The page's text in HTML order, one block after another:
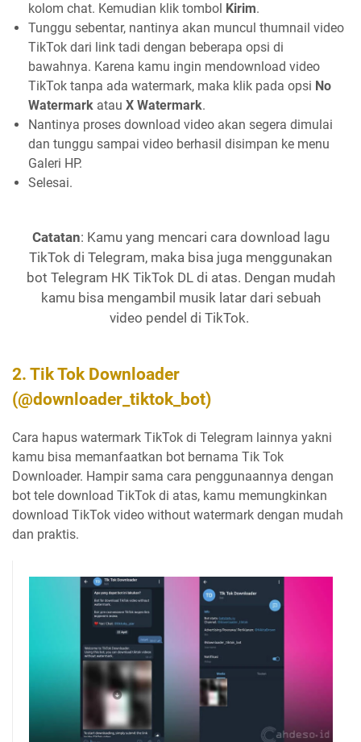
kolom chat. Kemudian klik tombol Kirim.
Tunggu sebentar, nantinya akan muncul thumnail video
TikTok dari link tadi dengan beberapa opsi di
bawahnya. Karena kamu ingin mendownload video
TikTok tanpa ada watermark, maka klik pada opsi No
Watermark atau X Watermark.
Nantinya proses download video akan segera dimulai
dan tunggu sampai video berhasil disimpan ke menu
Galeri HP.
Selesai.
Catatan: Kamu yang mencari cara download lagu
TikTok di Telegram, maka bisa juga menggunakan
bot Telegram HK TikTok DL di atas. Dengan mudah
kamu bisa mengambil musik latar dari sebuah
video pendel di TikTok.
2. Tik Tok Downloader
(@downloader_tiktok_bot)
Cara hapus watermark TikTok di Telegram lainnya yakni
kamu bisa memanfaatkan bot bernama Tik Tok
Downloader. Hampir sama cara penggunaannya dengan
bot tele download TikTok di atas, kamu memungkinkan
download TikTok video without watermark dengan mudah
dan praktis.